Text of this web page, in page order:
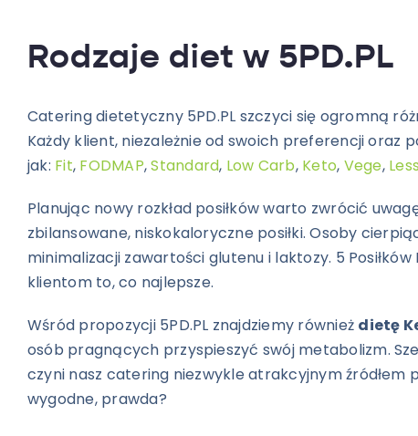
Rodzaje diet w 5PD.PL
Catering dietetyczny 5PD.PL szczyci się ogromną
Każdy klient, niezależnie od swoich preferencji oraz
jak: Fit, FODMAP,Standard, Low Carb, Keto, Vege,
Planując nowy rozkład posiłków warto zwrócić
zbilansowane, niskokaloryczne posiłki.Osoby
minimalizacji zawartości glutenu i laktozy. 5
klientom to, co najlepsze.
Wśród propozycji 5PD.PL znajdziemy również dietę
osób pragnących przyspieszyć swój metabolizm.
czyni nasz catering niezwykle atrakcyjnym źródłem
wygodne, prawda?